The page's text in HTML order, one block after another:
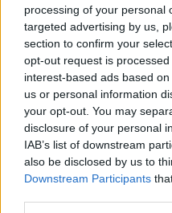
processing of your personal
targeted advertising by us,
section to confirm your
opt-out request is
interest-based ads based
us or personal information
your opt-out. You may
disclosure of your personal
IAB’s list of downstream
also be disclosed by us to
Downstream Participants
Login
Please
COMMENTS
Oldest